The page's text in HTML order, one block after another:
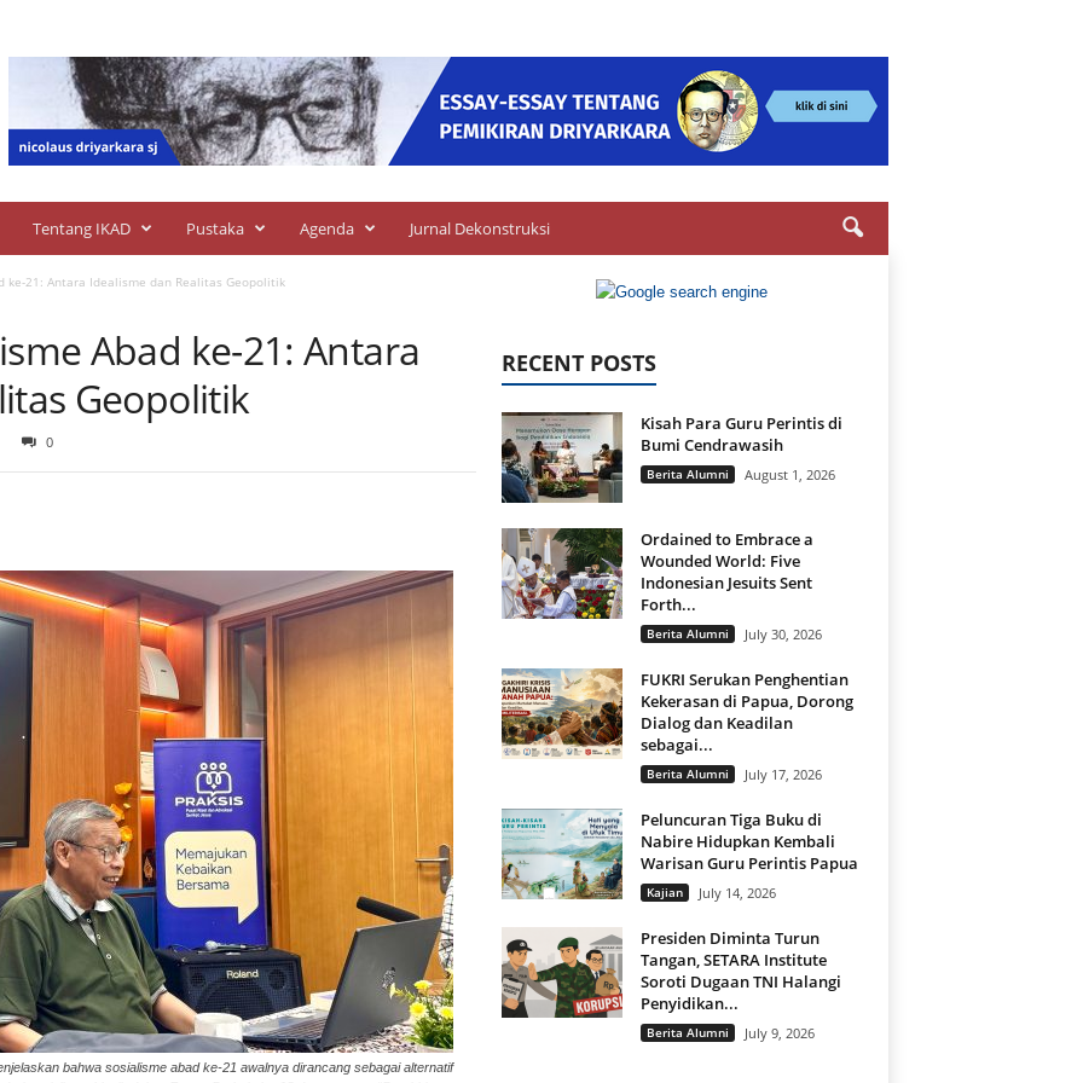
Tentang IKAD Pustaka Agenda Jurnal Dekonstruksi
ke-21: Antara Idealisme dan Realitas Geopolitik
Abad ke-21: Antara
Geopolitik
0
bahwa sosialisme abad ke-21 awalnya dirancang sebagai alternatif
RECENT POSTS
Kisah Para Guru Perintis di
Bumi Cendrawasih
Berita Alumni August 1, 2026
Ordained to Embrace a
Wounded World: Five
Indonesian Jesuits Sent
Forth...
Berita Alumni July 30, 2026
FUKRI Serukan Penghentian
Kekerasan di Papua, Dorong
Dialog dan Keadilan
sebagai...
Berita Alumni July 17, 2026
Peluncuran Tiga Buku di
Nabire Hidupkan Kembali
Warisan Guru Perintis Papua
Kajian July 14, 2026
Presiden Diminta Turun
Tangan, SETARA Institute
Soroti Dugaan TNI Halangi
Penyidikan...
Berita Alumni July 9, 2026